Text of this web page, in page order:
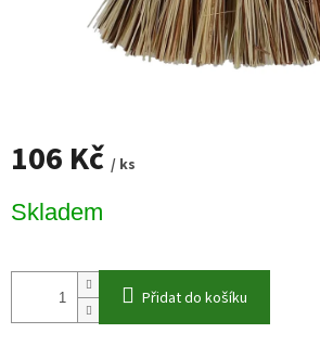
106 Kč / ks
cena:
Skladem
Přidat do košíku